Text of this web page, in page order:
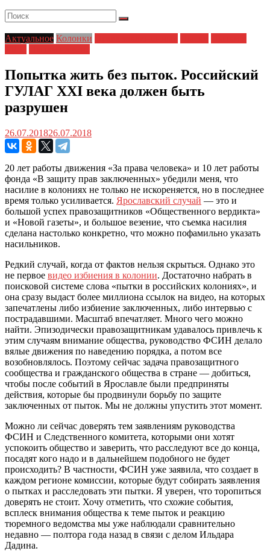
Актуальное Колонки
Попытка жить без пыток. Российский
ГУЛАГ ХХI века должен быть
разрушен
26.07.201826.07.2018
20 лет работы движения «За права человека» и 10 лет работы
фонда «В защиту прав заключенных» убедили меня, что
насилие в колониях не только не искореняется, но в последнее
время только усиливается. Ярославский случай — это и
большой успех правозащитников «Общественного вердикта»
и «Новой газеты», и большое везение, что съемка насилия
сделана настолько конкретно, что можно пофамильно указать
насильников.
Редкий случай, когда от фактов нельзя скрыться. Однако это
не первое видео избиения в колонии. Достаточно набрать в
поисковой системе слова «пытки в российских колониях», и
она сразу выдаст более миллиона ссылок на видео, на которых
запечатлены либо избиение заключенных, либо интервью с
пострадавшими. Масштаб впечатляет. Много чего можно
найти. Эпизодически правозащитникам удавалось привлечь к
этим случаям внимание общества, руководство ФСИН делало
вялые движения по наведению порядка, а потом все
возобновлялось. Поэтому сейчас задача правозащитного
сообщества и гражданского общества в стране — добиться,
чтобы после событий в Ярославле были предприняты
действия, которые бы продвинули борьбу по защите
заключенных от пыток. Мы не должны упустить этот момент.
Можно ли сейчас доверять тем заявлениям руководства
ФСИН и Следственного комитета, которыми они хотят
успокоить общество и заверить, что расследуют все до конца,
посадят кого надо и в дальнейшем подобного не будет
происходить? В частности, ФСИН уже заявила, что создает в
каждом регионе комиссии, которые будут собирать заявления
о пытках и расследовать эти пытки. Я уверен, что торопиться
доверять не стоит. Хочу отметить, что схожие события,
всплеск внимания общества к теме пыток и реакцию
тюремного ведомства мы уже наблюдали сравнительно
недавно — полтора года назад в связи с делом Ильдара
Дадина.